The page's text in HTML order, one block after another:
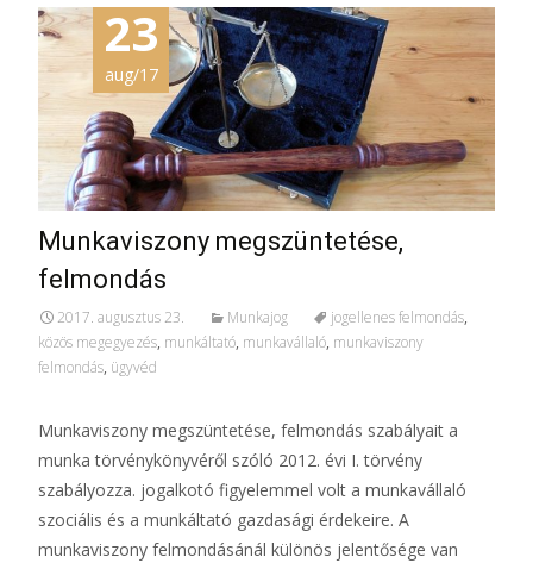
23
aug/17
Munkaviszony megszüntetése,
felmondás
2017. augusztus 23. Munkajog jogellenes felmondás,
közös megegyezés, munkáltató, munkavállaló, munkaviszony
felmondás, ügyvéd
Munkaviszony megszüntetése, felmondás szabályait a
munka törvénykönyvéről szóló 2012. évi I. törvény
szabályozza. jogalkotó figyelemmel volt a munkavállaló
szociális és a munkáltató gazdasági érdekeire. A
munkaviszony felmondásánál különös jelentősége van